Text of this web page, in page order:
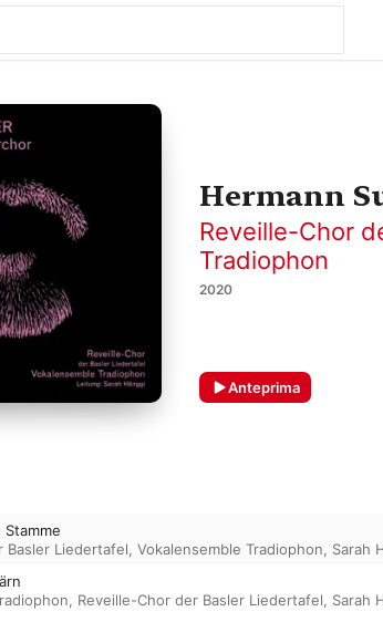
Hermann
Reveille-Chor
Tradiophon
2020
Anteprima
Basler Liedertafel, Vokalensemble Tradiophon, Sarah
, Reveille-Chor der Basler Liedertafel, Sarah